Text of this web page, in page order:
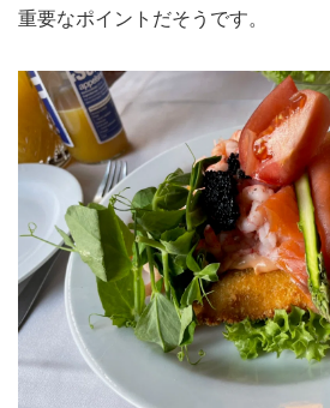
重要なポイントだそうです。